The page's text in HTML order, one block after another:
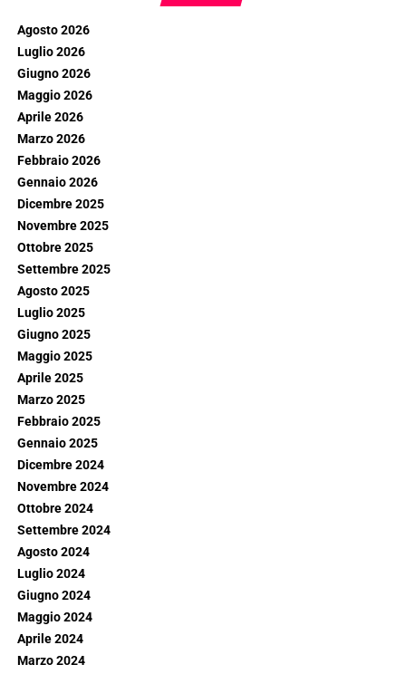
Agosto 2026
Luglio 2026
Giugno 2026
Maggio 2026
Aprile 2026
Marzo 2026
Febbraio 2026
Gennaio 2026
Dicembre 2025
Novembre 2025
Ottobre 2025
Settembre 2025
Agosto 2025
Luglio 2025
Giugno 2025
Maggio 2025
Aprile 2025
Marzo 2025
Febbraio 2025
Gennaio 2025
Dicembre 2024
Novembre 2024
Ottobre 2024
Settembre 2024
Agosto 2024
Luglio 2024
Giugno 2024
Maggio 2024
Aprile 2024
Marzo 2024